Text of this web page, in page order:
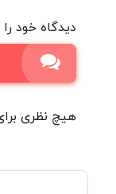
دیدگاه خود را
هیچ نظری